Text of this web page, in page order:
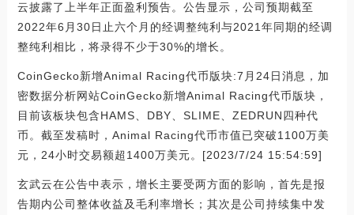
云披露了上半年正面盈利预告。公告显示，公司预期截至
2022年6月30日止六个月的经调整纯利与2021年同期的经调
整纯利相比，将录得不少于30%的增长。
CoinGecko新增Animal Racing代币版块:7月24日消息，加
密数据分析网站CoinGecko新增Animal Racing代币版块，
目前该板块包含HAMS、DBY、SLIME、ZEDRUN四种代
币。截至发稿时，Animal Racing代币市值已突破1100万美
元，24小时交易额超1400万美元。[2023/7/24 15:54:59]
玄武云在公告中表示，增长主要受两方面的影响，首先是报
告期内公司整体收益及毛利率增长；其次是公司持续集中发